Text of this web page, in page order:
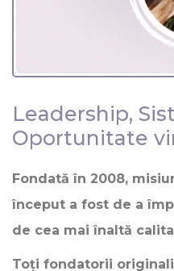
Leadership,
Oportunitate
Fondată în 2008,
început a fost de a
de cea mai înaltă
Toți fondatorii